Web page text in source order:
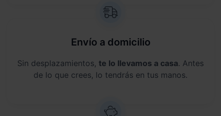
Envío a domicilio
Sin desplazamientos, te lo llevamos a casa. Antes
de lo que crees, lo tendrás en tus manos.